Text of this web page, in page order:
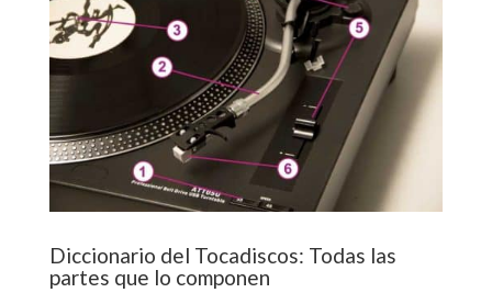
Diccionario del Tocadiscos: Todas las
partes que lo componen